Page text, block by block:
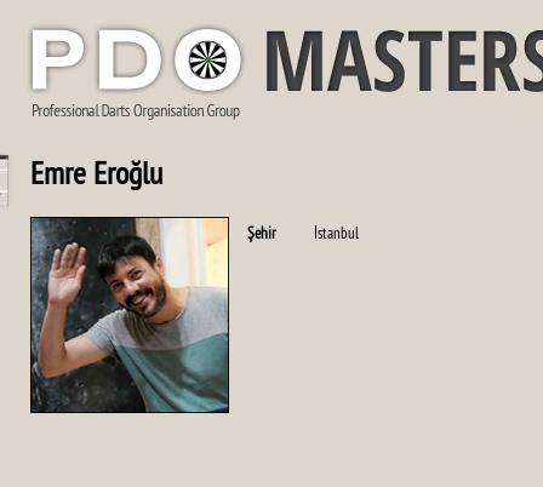
Emre Eroğlu
Şehir İstanbul